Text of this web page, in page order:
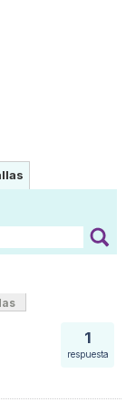
1
respuesta